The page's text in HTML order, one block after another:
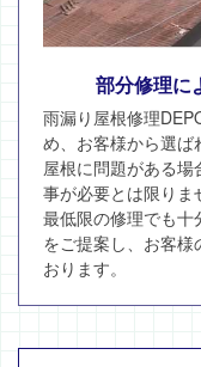
部分修理に
雨漏り屋根修理
め、お客様から選ば
屋根に問題がある
事が必要とは限りま
最低限の修理でも十
をご提案し、お客
おります。